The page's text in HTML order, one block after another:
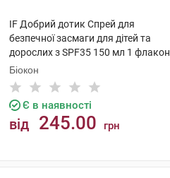
IF Добрий дотик Спрей для
безпечної засмаги для дітей та
дорослих з SPF35 150 мл 1 флакон
Біокон
Є в наявності
від 245.00 грн